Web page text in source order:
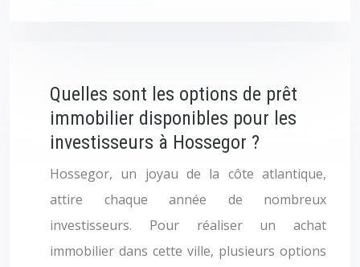
Quelles sont les options de prêt
immobilier disponibles pour les
investisseurs à Hossegor ?
Hossegor, un joyau de la côte atlantique,
attire chaque année de nombreux
investisseurs. Pour réaliser un achat
immobilier dans cette ville, plusieurs options